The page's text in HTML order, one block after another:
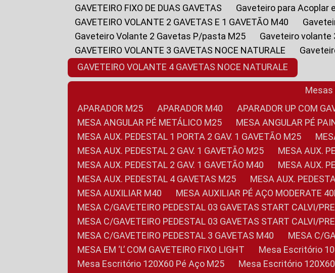
GAVETEIRO FIXO DE DUAS GAVETAS
Gaveteiro para Acoplar
GAVETEIRO VOLANTE 2 GAVETAS E 1 GAVETÃO M40
Gaveteiro Volante 2 Gavetas P/pasta M25
Gaveteiro
GAVETEIRO VOLANTE 3 GAVETAS NOCE NATURALE
GAVETEIRO VOLANTE 4 GAVETAS NOCE NATURALE
APARADOR M25
APARADOR M40 APARADOR UP COM
MESA ANGULAR PÉ METÁLICO M25
MESA ANGULAR PÉ
MESA AUX. PEDESTAL 1 PORTA 2 GAV. 1 GAVETÃO M25
MESA AUX. PEDESTAL 2 GAV. 1 GAVETÃO M25
MESA AUX.
MESA AUX. PEDESTAL 2 GAV. 1 GAVETÃO M40
MESA AUX.
MESA AUX. PEDESTAL 4 GAVETAS M25
MESA AUX.
MESA AUXILIAR M40
MESA AUXILIAR PÉ AÇO MODERATE
MESA C/GAVETEIRO PEDESTAL 03 GAVETAS START CALVI/
MESA C/GAVETEIRO PEDESTAL 03 GAVETAS START CALVI/
MESA C/GAVETEIRO PEDESTAL 3 GAVETAS M40
MESA C/
MESA EM ‘L’ COM GAVETEIRO FIXO LIGHT
Mesa Escritório
Mesa Escritório 120X60 Pé Aço M25
Mesa Escritório